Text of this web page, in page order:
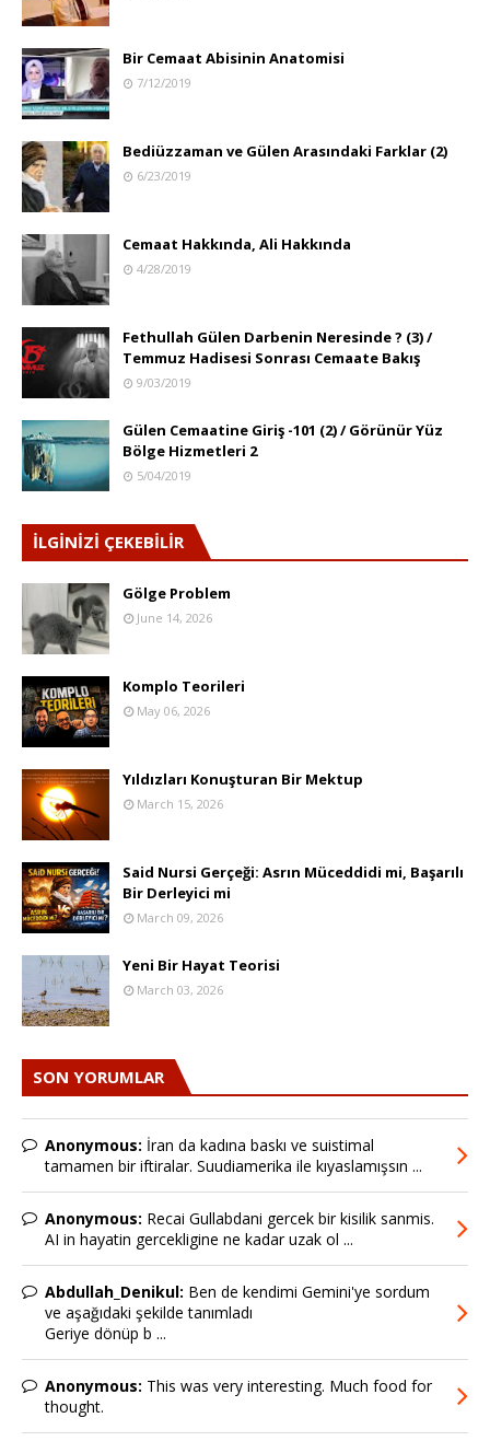
Bir Cemaat Abisinin Anatomisi
7/12/2019
Bediüzzaman ve Gülen Arasındaki Farklar (2)
6/23/2019
Cemaat Hakkında, Ali Hakkında
4/28/2019
Fethullah Gülen Darbenin Neresinde ? (3) /
Temmuz Hadisesi Sonrası Cemaate Bakış
9/03/2019
Gülen Cemaatine Giriş -101 (2) / Görünür Yüz
Bölge Hizmetleri 2
5/04/2019
İLGİNİZİ ÇEKEBİLİR
Gölge Problem
June 14, 2026
Komplo Teorileri
May 06, 2026
Yıldızları Konuşturan Bir Mektup
March 15, 2026
Said Nursi Gerçeği: Asrın Müceddidi mi, Başarılı
Bir Derleyici mi
March 09, 2026
Yeni Bir Hayat Teorisi
March 03, 2026
SON YORUMLAR
Anonymous: İran da kadına baskı ve suistimal
tamamen bir iftiralar. Suudiamerika ile kıyaslamışsın ...
Anonymous: Recai Gullabdani gercek bir kisilik sanmis.
AI in hayatin gercekligine ne kadar uzak ol ...
Abdullah_Denikul: Ben de kendimi Gemini'ye sordum
ve aşağıdaki şekilde tanımladı
Geriye dönüp b ...
Anonymous: This was very interesting. Much food for
thought.